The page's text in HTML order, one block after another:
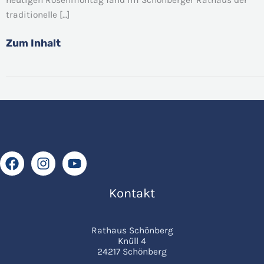
traditionelle […]
begeistert
rund
100
Kinder
Zum Inhalt
Kontakt
Rathaus Schönberg
Knüll 4
24217 Schönberg